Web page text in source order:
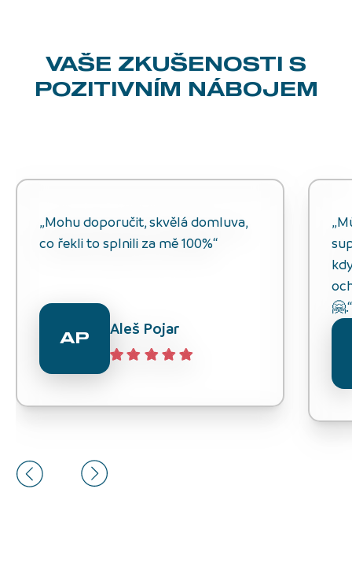
VAŠE ZKUŠENOSTI S
POZITIVNÍM NÁBOJEM
„Mohu doporučit, skvělá domluva,
co řekli to splnili za mě 100%“
AP Aleš Pojar